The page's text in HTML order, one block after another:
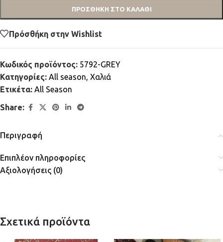
ΠΡΟΣΘΉΚΗ ΣΤΟ ΚΑΛΆΘΙ
Πρόσθήκη στην Wishlist
Κωδικός προϊόντος: 5792-GREY
Κατηγορίες: All season, Χαλιά
Ετικέτα: All Season
Share:
Περιγραφή
Επιπλέον πληροφορίες
Αξιολογήσεις (0)
Σχετικά προϊόντα